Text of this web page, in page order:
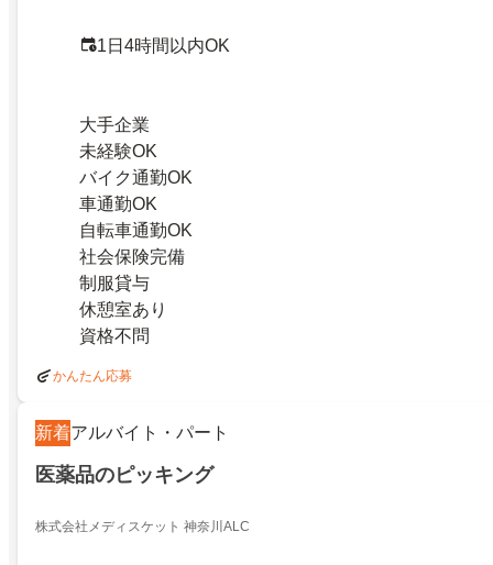
1日4時間以内OK
大手企業
未経験OK
バイク通勤OK
車通勤OK
自転車通勤OK
社会保険完備
制服貸与
休憩室あり
資格不問
かんたん応募
新着アルバイト・パート
医薬品のピッキング
株式会社メディスケット 神奈川ALC